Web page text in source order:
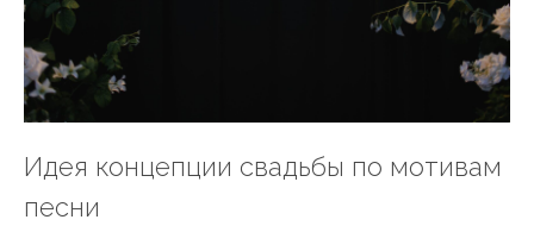
Идея концепции свадьбы по мотивам
песни